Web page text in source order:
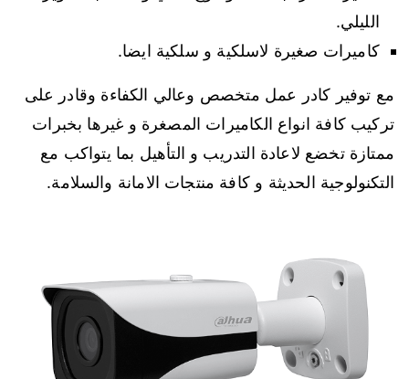
الليلي.
كاميرات صغيرة لاسلكية و سلكية ايضا.
مع توفير كادر عمل متخصص وعالي الكفاءة وقادر على
تركيب كافة انواع الكاميرات المصغرة و غيرها بخبرات
ممتازة تخضع لاعادة التدريب و التأهيل بما يتواكب مع
التكنولوجية الحديثة و كافة منتجات الامانة والسلامة.